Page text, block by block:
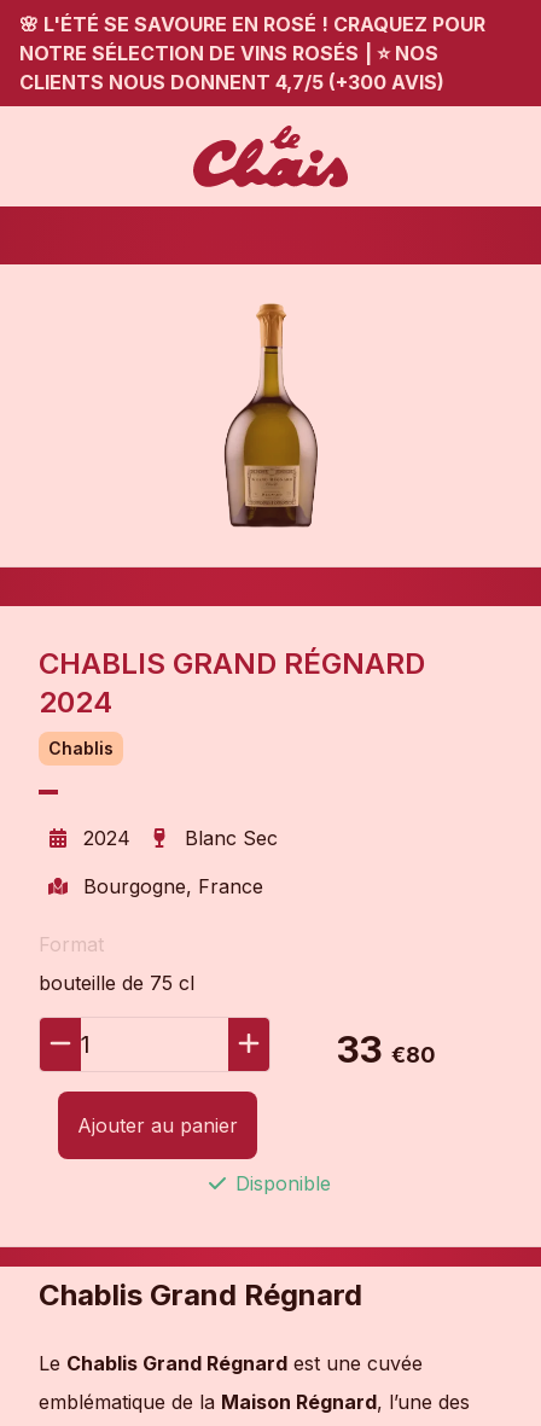
🌸 L'ÉTÉ SE SAVOURE EN ROSÉ ! CRAQUEZ POUR
NOTRE SÉLECTION DE VINS ROSÉS
⭐ NOS
CLIENTS NOUS DONNENT 4,7/5 (+300 AVIS)
CHABLIS GRAND RÉGNARD
2024
Chablis
2024
Blanc Sec
Bourgogne, France
Format
bouteille de 75 cl
1 33 €80
Ajouter au panier
Disponible
Chablis Grand Régnard
Le Chablis Grand Régnard est une cuvée
emblématique de la Maison Régnard, l’une des